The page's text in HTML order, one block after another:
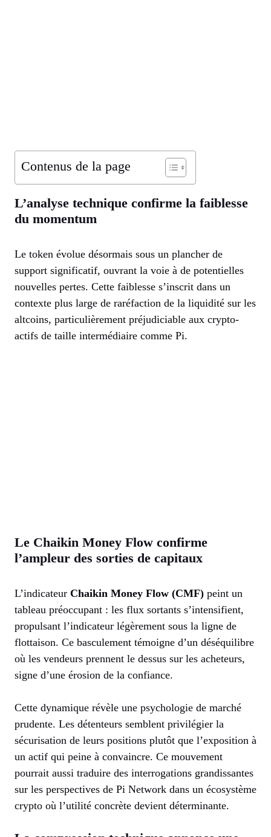
Contenus de la page
L’analyse technique confirme la faiblesse
du momentum
Le token évolue désormais sous un plancher de
support significatif, ouvrant la voie à de potentielles
nouvelles pertes. Cette faiblesse s’inscrit dans un
contexte plus large de raréfaction de la liquidité sur les
altcoins, particulièrement préjudiciable aux crypto-
actifs de taille intermédiaire comme Pi.
Le Chaikin Money Flow confirme
l’ampleur des sorties de capitaux
L’indicateur Chaikin Money Flow (CMF) peint un
tableau préoccupant : les flux sortants s’intensifient,
propulsant l’indicateur légèrement sous la ligne de
flottaison. Ce basculement témoigne d’un déséquilibre
où les vendeurs prennent le dessus sur les acheteurs,
signe d’une érosion de la confiance.
Cette dynamique révèle une psychologie de marché
prudente. Les détenteurs semblent privilégier la
sécurisation de leurs positions plutôt que l’exposition à
un actif qui peine à convaincre. Ce mouvement
pourrait aussi traduire des interrogations grandissantes
sur les perspectives de Pi Network dans un écosystème
crypto où l’utilité concrète devient déterminante.